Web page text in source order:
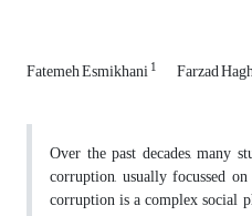
Fatemeh Esmikhani1 Farzad
Over the past decades, many
corruption, usually focussed
corruption is a complex social